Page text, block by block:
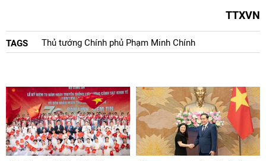
TTXVN
TAGS Thủ tướng Chính phủ Phạm Minh Chính